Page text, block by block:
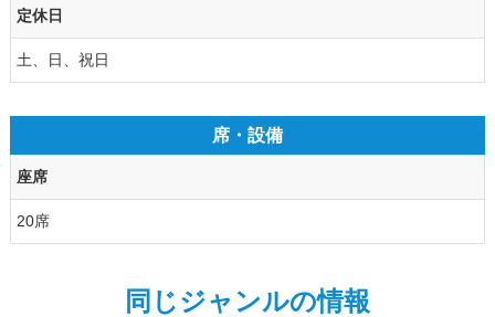
定休日
土、日、祝日
席・設備
座席
20席
同じジャンルの情報